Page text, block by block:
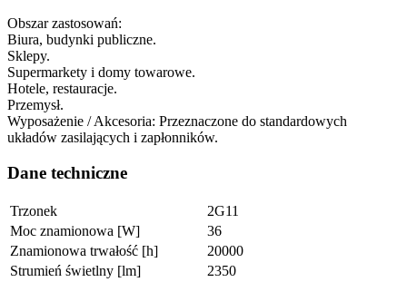
Obszar zastosowań:
Biura, budynki publiczne.
Sklepy.
Supermarkety i domy towarowe.
Hotele, restauracje.
Przemysł.
Wyposażenie / Akcesoria: Przeznaczone do standardowych
układów zasilających i zapłonników.
Dane techniczne
Trzonek
2G11
Moc znamionowa [W]
36
Znamionowa trwałość [h]
20000
Strumień świetlny [lm]
2350